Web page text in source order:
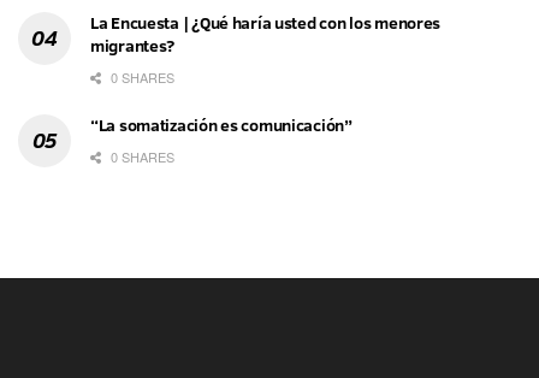
La Encuesta | ¿Qué haría usted con los menores
migrantes?
0 SHARES
“La somatización es comunicación”
0 SHARES